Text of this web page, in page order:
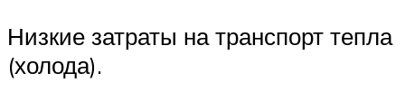
Низкие затраты на транспорт тепла
(холода).